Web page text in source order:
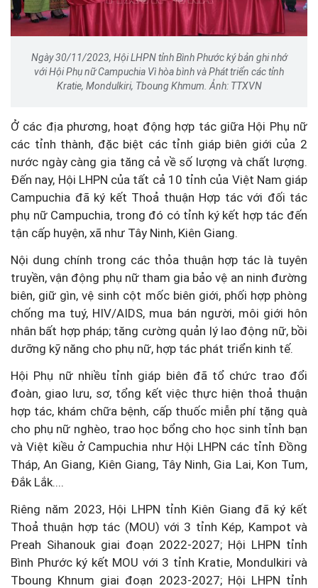
Ngày 30/11/2023, Hội LHPN tỉnh Bình Phước ký bản ghi nhớ
với Hội Phụ nữ Campuchia Vì hòa bình và Phát triển các tỉnh
Kratie, Mondulkiri, Tboung Khmum. Ảnh: TTXVN
Ở các địa phương, hoạt động hợp tác giữa Hội Phụ nữ
các tỉnh thành, đặc biệt các tỉnh giáp biên giới của 2
nước ngày càng gia tăng cả về số lượng và chất lượng.
Đến nay, Hội LHPN của tất cả 10 tỉnh của Việt Nam giáp
Campuchia đã ký kết Thoả thuận Hợp tác với đối tác
phụ nữ Campuchia, trong đó có tỉnh ký kết hợp tác đến
tận cấp huyện, xã như Tây Ninh, Kiên Giang.
Nội dung chính trong các thỏa thuận hợp tác là tuyên
truyền, vận động phụ nữ tham gia bảo vệ an ninh đường
biên, giữ gìn, vệ sinh cột mốc biên giới, phối hợp phòng
chống ma tuý, HIV/AIDS, mua bán người, môi giới hôn
nhân bất hợp pháp; tăng cường quản lý lao động nữ, bồi
dưỡng kỹ năng cho phụ nữ, hợp tác phát triển kinh tế.
Hội Phụ nữ nhiều tỉnh giáp biên đã tổ chức trao đổi
đoàn, giao lưu, sơ, tổng kết việc thực hiện thoả thuận
hợp tác, khám chữa bệnh, cấp thuốc miễn phí tặng quà
cho phụ nữ nghèo, trao học bổng cho học sinh tỉnh bạn
và Việt kiều ở Campuchia như Hội LHPN các tỉnh Đồng
Tháp, An Giang, Kiên Giang, Tây Ninh, Gia Lai, Kon Tum,
Đắk Lắk....
Riêng năm 2023, Hội LHPN tỉnh Kiên Giang đã ký kết
Thoả thuận hợp tác (MOU) với 3 tỉnh Kép, Kampot và
Preah Sihanouk giai đoạn 2022-2027; Hội LHPN tỉnh
Bình Phước ký kết MOU với 3 tỉnh Kratie, Mondulkiri và
Tboung Khnum giai đoạn 2023-2027; Hội LHPN tỉnh